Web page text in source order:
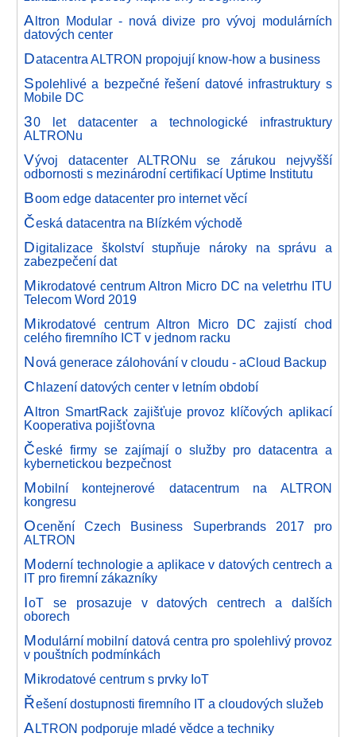
Altron Modular - nová divize pro vývoj modulárních
datových center
Datacentra ALTRON propojují know-how a business
Spolehlivé a bezpečné řešení datové infrastruktury s
Mobile DC
30 let datacenter a technologické infrastruktury
ALTRONu
Vývoj datacenter ALTRONu se zárukou nejvyšší
odbornosti s mezinárodní certifikací Uptime Institutu
Boom edge datacenter pro internet věcí
Česká datacentra na Blízkém východě
Digitalizace školství stupňuje nároky na správu a
zabezpečení dat
Mikrodatové centrum Altron Micro DC na veletrhu ITU
Telecom Word 2019
Mikrodatové centrum Altron Micro DC zajistí chod
celého firemního ICT v jednom racku
Nová generace zálohování v cloudu - aCloud Backup
Chlazení datových center v letním období
Altron SmartRack zajišťuje provoz klíčových aplikací
Kooperativa pojišťovna
České firmy se zajímají o služby pro datacentra a
kybernetickou bezpečnost
Mobilní kontejnerové datacentrum na ALTRON
kongresu
Ocenění Czech Business Superbrands 2017 pro
ALTRON
Moderní technologie a aplikace v datových centrech a
IT pro firemní zákazníky
IoT se prosazuje v datových centrech a dalších
oborech
Modulární mobilní datová centra pro spolehlivý provoz
v pouštních podmínkách
Mikrodatové centrum s prvky IoT
Řešení dostupnosti firemního IT a cloudových služeb
ALTRON podporuje mladé vědce a techniky